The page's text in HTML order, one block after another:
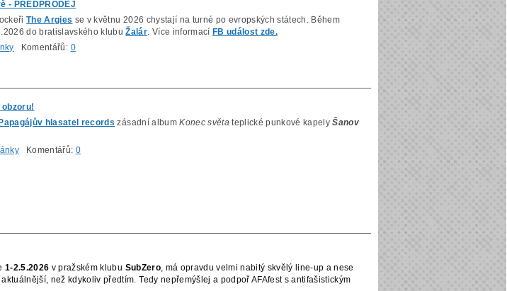
- PŘEDPRODEJ
The Argies se v květnu 2026 chystají na turné po evropských státech. Během
do bratislavského klubuŽalár . Více informací FB událost zde.
Komentářů: 0
Papagájův hlasatel records zásadní albumKonec světateplické punkové kapelyŠanov
Komentářů: 0
1-2.5.2026 v pražském klubu SubZero, má opravdu velmi nabitý skvělý line-up a nese
než kdykoliv předtím.Tedy nepřemýšlej a podpoř AFAfest s antifašistickým